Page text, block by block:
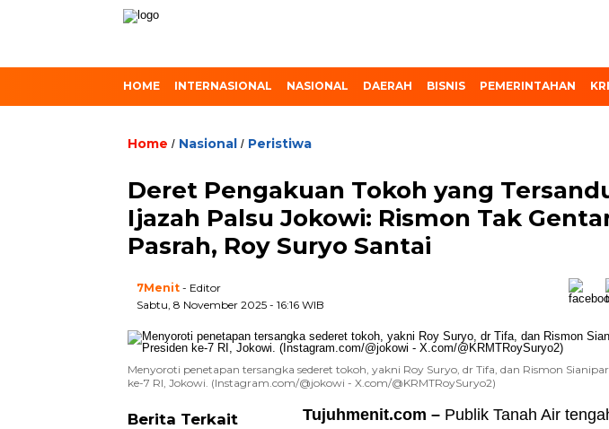
HOME INTERNASIONAL NASIONAL DAERAH BISNIS PEMERINTAHAN
Home / Nasional / Peristiwa
Deret Pengakuan Tokoh yang
Ijazah Palsu Jokowi: Rismon Tak
Pasrah, Roy Suryo Santai
7Menit - Editor
Sabtu, 8 November 2025 - 16:16 WIB
Menyoroti penetapan tersangka sederet tokoh, yakni Roy Suryo, dr Tifa, dan Rismon
ke-7 RI, Jokowi. (Instagram.com/@jokowi - X.com/@KRMTRoySuryo2)
Tujuhmenit.com – Publik Tanah Air
Berita Terkait